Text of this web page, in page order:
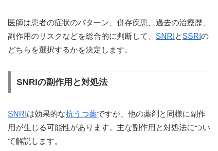
医師は患者の症状のパターン、併存疾患、過去の治療歴、
副作用のリスクなどを総合的に判断して、 SNRI と SSRI の
どちらを選択するかを決定します。
SNRIの副作用と対処法
SNRI は効果的な抗うつ薬ですが、他の薬剤と同様に副作
用が生じる可能性があります。主な副作用と対処法につい
て解説します。